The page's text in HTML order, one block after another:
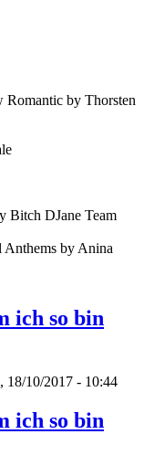
Romantic by Thorsten
Bitch DJane Team
Anthems by Anina
ich so bin
18/10/2017 - 10:44
ich so bin